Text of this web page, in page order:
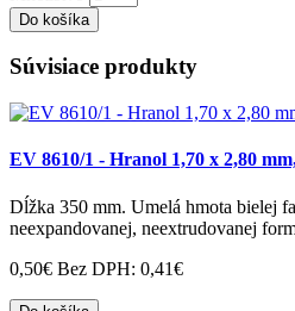
Do košíka
Súvisiace produkty
EV 8610/1 - Hranol 1,70 x 2,80
Dĺžka 350 mm. Umelá hmota bielej
neexpandovanej, neextrudovanej
0,50€ Bez DPH: 0,41€